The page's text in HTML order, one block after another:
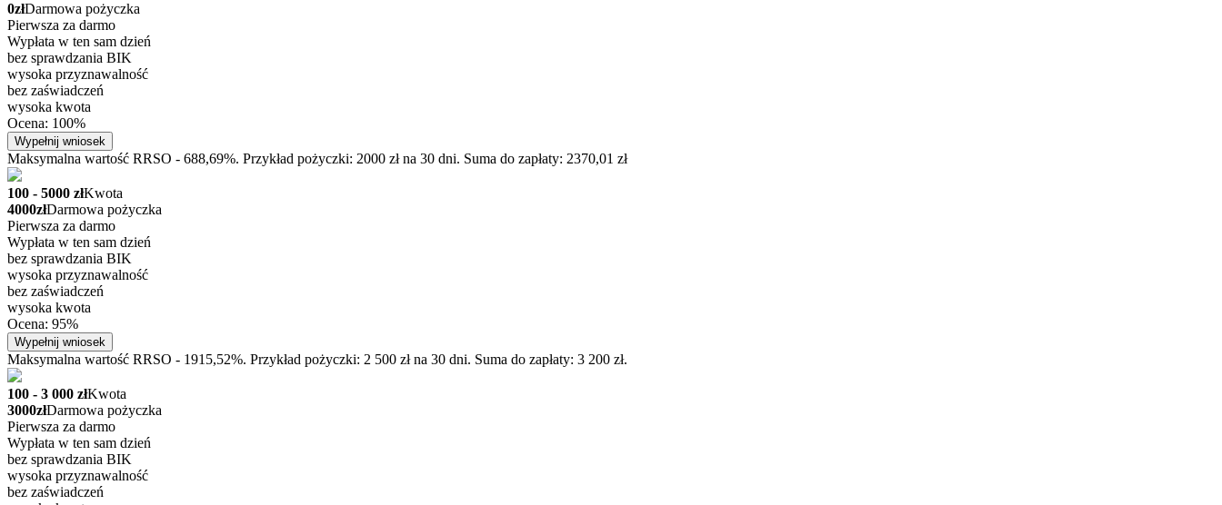
0złDarmowa pożyczka
Pierwsza za darmo
Wypłata w ten sam dzień
bez sprawdzania BIK
wysoka przyznawalność
bez zaświadczeń
wysoka kwota
Ocena: 100%
Wypełnij wniosek
Maksymalna wartość RRSO - 688,69%. Przykład pożyczki: 2000 zł na 30 dni. Suma do zapłaty: 2370,01 zł
100 - 5000 złKwota
4000złDarmowa pożyczka
Pierwsza za darmo
Wypłata w ten sam dzień
bez sprawdzania BIK
wysoka przyznawalność
bez zaświadczeń
wysoka kwota
Ocena: 95%
Wypełnij wniosek
Maksymalna wartość RRSO - 1915,52%. Przykład pożyczki: 2 500 zł na 30 dni. Suma do zapłaty: 3 200 zł.
100 - 3 000 złKwota
3000złDarmowa pożyczka
Pierwsza za darmo
Wypłata w ten sam dzień
bez sprawdzania BIK
wysoka przyznawalność
bez zaświadczeń